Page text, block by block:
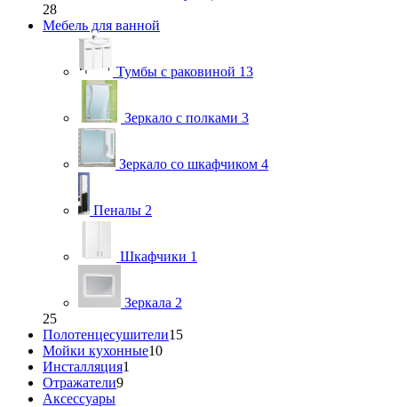
28
Мебель для ванной
Тумбы с раковиной 13
Зеркало с полками 3
Зеркало со шкафчиком 4
Пеналы 2
Шкафчики 1
Зеркала 2
25
Полотенцесушители15
Мойки кухонные10
Инсталляция1
Отражатели9
Аксессуары